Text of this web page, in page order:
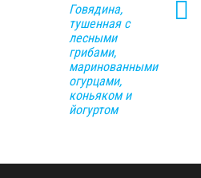
Говядина,
тушенная с
лесными
грибами,
маринованными
огурцами,
коньяком и
йогуртом